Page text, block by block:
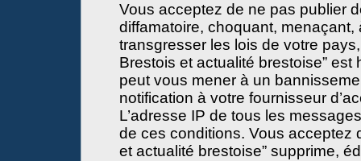
Vous acceptez de ne pas publier
diffamatoire, choquant,
transgresser les lois de votre
Brestois et actualité brestoise”
peut vous mener à un
notification à votre fournisseur
L’adresse IP de tous les
de ces conditions. Vous acceptez
et actualité brestoise” supprime,